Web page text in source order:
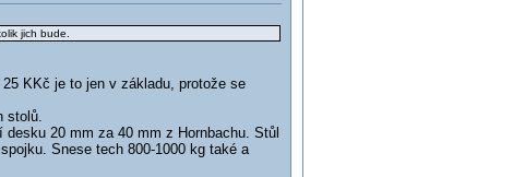
jich bude.
KKč je to jen v základu, protože se
stolů.
20 mm za 40 mm z Hornbachu. Stůl
Snese tech 800-1000 kg také a